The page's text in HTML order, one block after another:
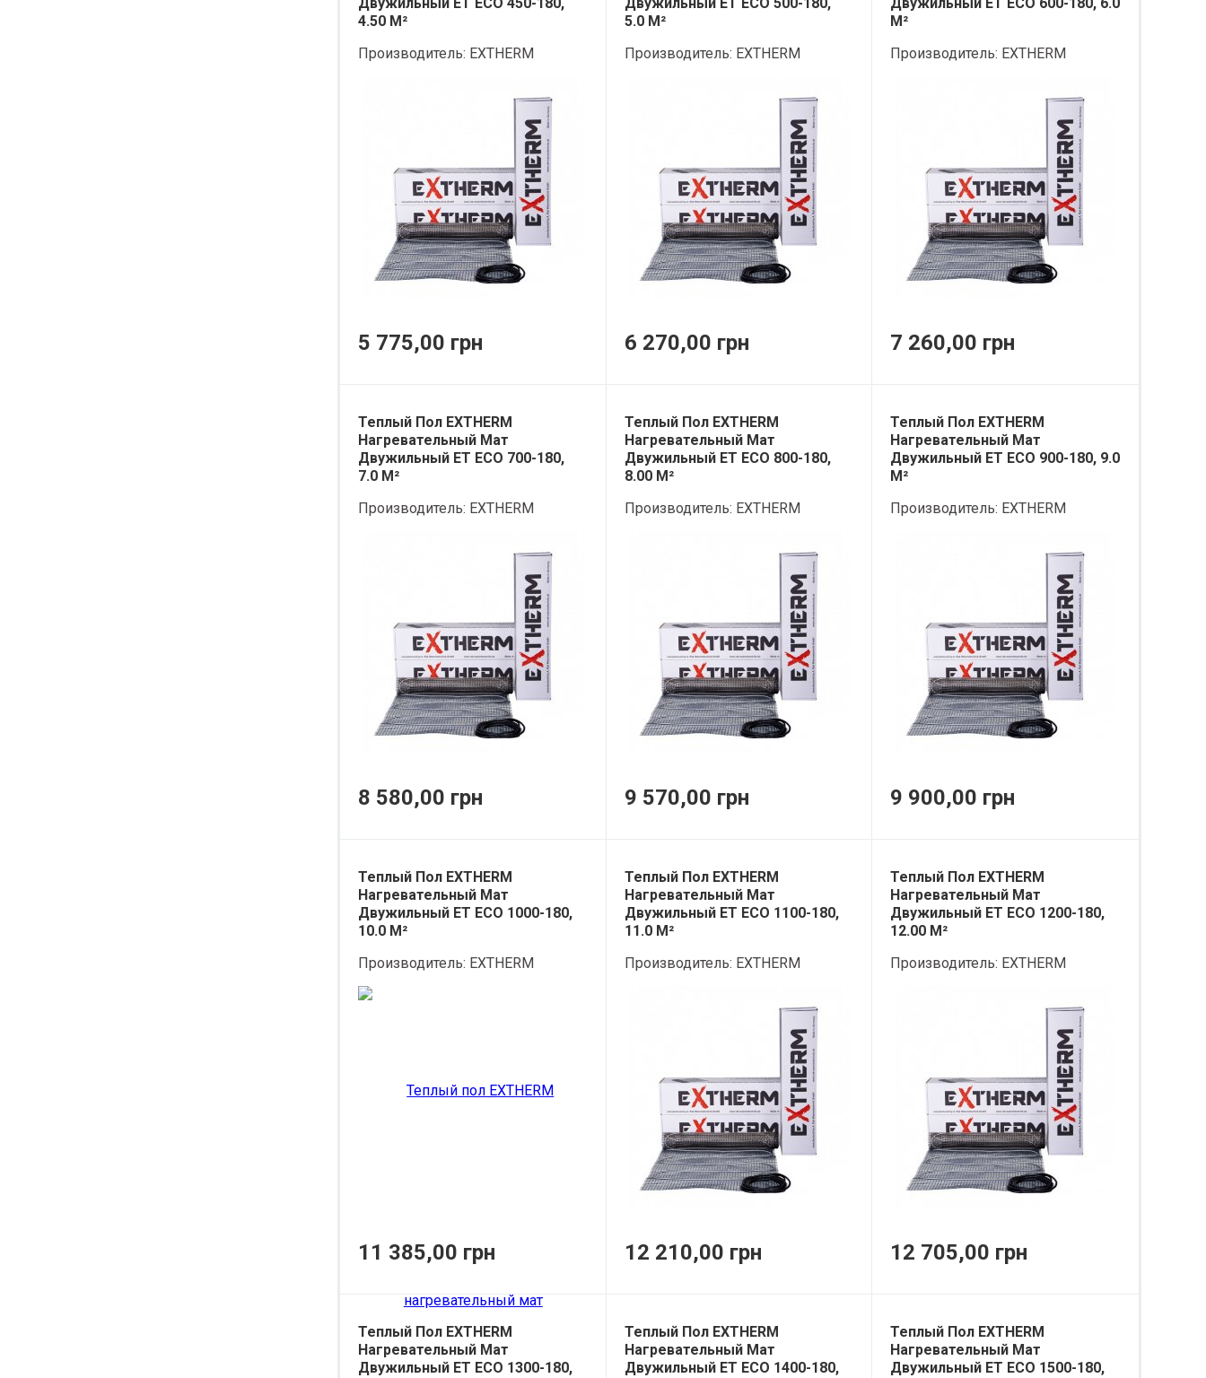
4.50 М²
Производитель: EXTHERM
5 775,00 грн
5.0 М²
Производитель: EXTHERM
6 270,00 грн
М²
Производитель: EXTHERM
7 260,00 грн
Теплый Пол EXTHERM
Нагревательный Мат
Двужильный ET ECO 700-180,
7.0 М²
Производитель: EXTHERM
8 580,00 грн
Теплый Пол EXTHERM
Нагревательный Мат
Двужильный ET ECO 800-180,
8.00 М²
Производитель: EXTHERM
9 570,00 грн
Теплый Пол EXTHERM
Нагревательный Мат
Двужильный ET ECO 900-180, 9.0
М²
Производитель: EXTHERM
9 900,00 грн
Теплый Пол EXTHERM
Нагревательный Мат
Двужильный ET ECO 1000-180,
10.0 М²
Производитель: EXTHERM
11 385,00 грн
Теплый Пол EXTHERM
Нагревательный Мат
Двужильный ET ECO 1100-180,
11.0 М²
Производитель: EXTHERM
12 210,00 грн
Теплый Пол EXTHERM
Нагревательный Мат
Двужильный ET ECO 1200-180,
12.00 М²
Производитель: EXTHERM
12 705,00 грн
Теплый Пол EXTHERM
Нагревательный Мат
Двужильный ET ECO 1300-180,
Теплый Пол EXTHERM
Нагревательный Мат
Двужильный ET ECO 1400-180,
Теплый Пол EXTHERM
Нагревательный Мат
Двужильный ET ECO 1500-180,